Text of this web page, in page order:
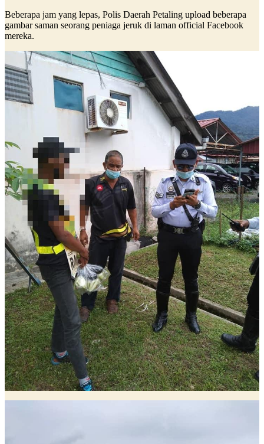
Beberapa jam yang lepas, Polis Daerah Petaling upload beberapa
gambar saman seorang peniaga jeruk di laman official Facebook
mereka.